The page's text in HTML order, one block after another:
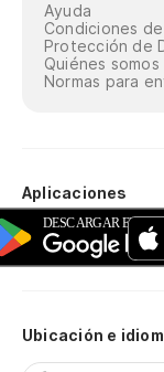
Ayuda
Condiciones
Protección de
Quiénes somos
Normas para
Aplicaciones
Ubicación e